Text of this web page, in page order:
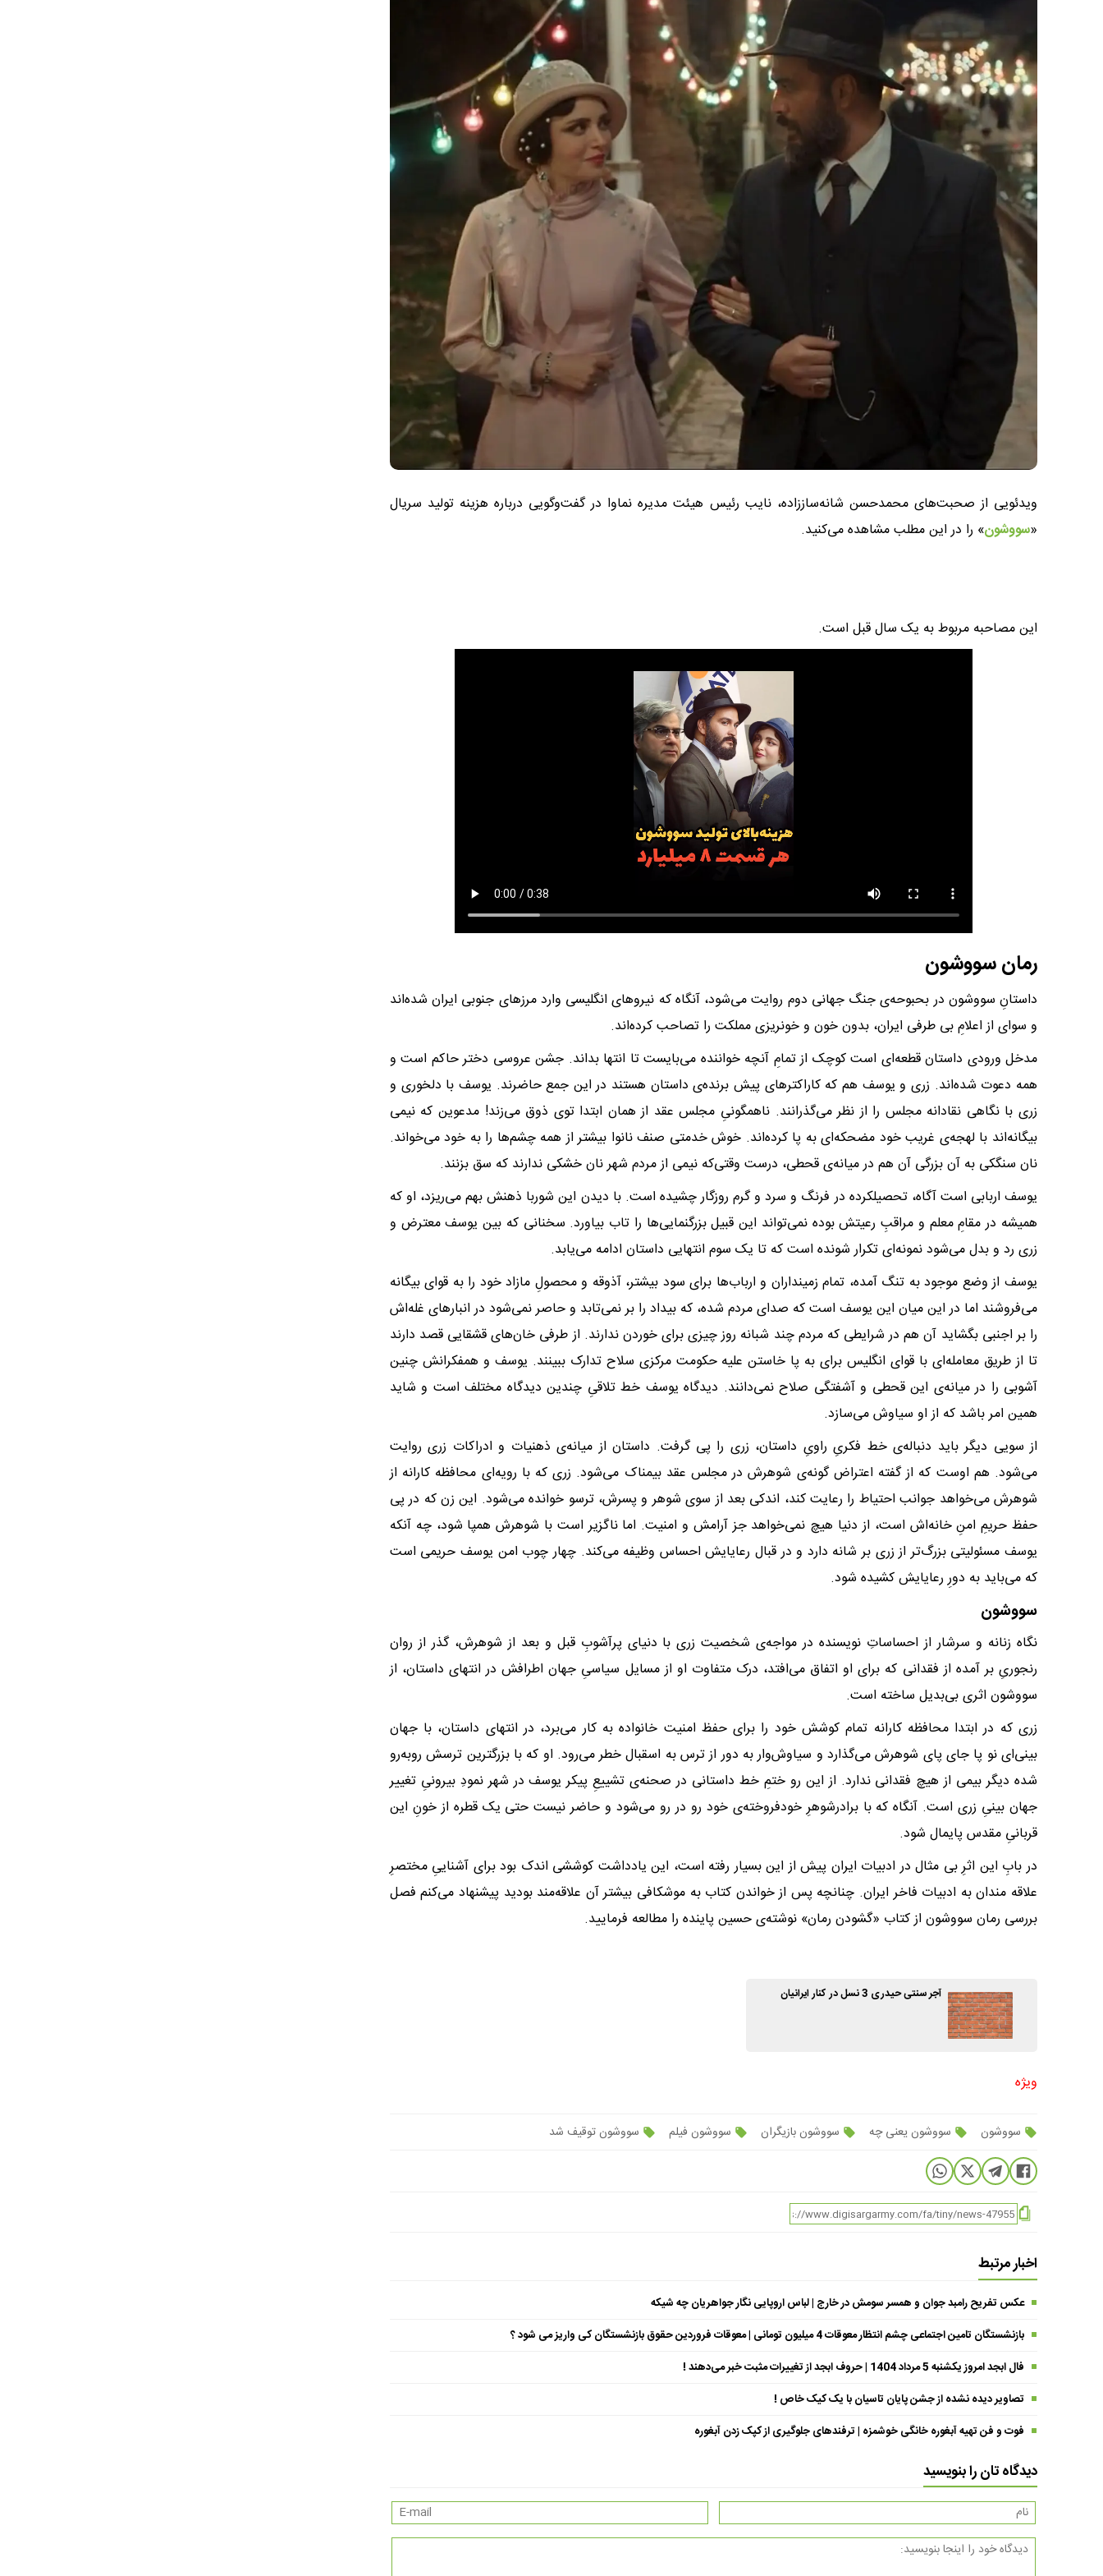
ویدئویی از صحبت‌های محمدحسن شانه‌ساززاده، نایب رئیس هیئت مدیره نماوا در گفت‌وگویی درباره هزینه تولید سریال
«سووشون» را در این مطلب مشاهده می‌کنید.
این مصاحبه مربوط به یک سال قبل است.
رمان سووشون
داستانِ سووشون در بحبوحه‌ى جنگ جهانى دوم روایت مى‌شود، آنگاه که نیروهاى انگلیسى وارد مرزهاى جنوبى ایران شده‌اند
و سواى از اعلامِ بى طرفى ایران، بدون خون و خونریزى مملکت را تصاحب کرده‌اند.
مدخل ورودى داستان قطعه‌اى است کوچک از تمامِ آنچه خواننده مى‌بایست تا انتها بداند. جشن عروسى دختر حاکم است و
همه دعوت شده‌اند. زرى و یوسف هم که کاراکترهاى پیش برنده‌ى داستان هستند در این جمع حاضرند. یوسف با دلخورى و
زرى با نگاهى نقادانه مجلس را از نظر مى‌گذرانند. ناهمگونىِ مجلس عقد از همان ابتدا توى ذوق می‌زند! مدعوین که نیمى
بیگانه‌اند با لهجه‌ى غریب خود مضحکه‌اى به پا کرده‌اند. خوش خدمتى صنف نانوا بیشتر از همه چشم‌ها را به خود مى‌خواند.
نان سنگکى به آن بزرگى آن هم در میانه‌ى قحطى، درست وقتی‌که نیمى از مردم شهر نان خشکى ندارند که سق بزنند.
یوسف اربابى است آگاه، تحصیلکرده در فرنگ و سرد و گرم روزگار چشیده است. با دیدن این شوربا ذهنش بهم می‌ریزد، او که
همیشه در مقامِ معلم و مراقبِ رعیتش بوده نمی‌تواند این قبیل بزرگنمایى‌ها را تاب بیاورد. سخنانى که بین یوسف معترض و
زرى رد و بدل مى‌شود نمونه‌اى تکرار شونده است که تا یک سوم انتهایى داستان ادامه مى‌یابد.
یوسف از وضع موجود به تنگ آمده، تمام زمینداران و ارباب‌ها براى سود بیشتر، آذوقه و محصولِ مازاد خود را به قواى بیگانه
مى‌فروشند اما در این میان این یوسف است که صداى مردم شده، که بیداد را بر نمى‌تابد و حاصر نمى‌شود در انبارهاى غله‌اش
را بر اجنبى بگشاید آن هم در شرایطى که مردم چند شبانه روز چیزى براى خوردن ندارند. از طرفى خان‌هاى قشقایى قصد دارند
تا از طریق معامله‌اى با قواى انگلیس براى به پا خاستن علیه حکومت مرکزى سلاح تدارک ببینند. یوسف و همفکرانش چنین
آشوبى را در میانه‌ى این قحطى و آشفتگى صلاح نمى‌دانند. دیدگاه یوسف خط تلاقىِ چندین دیدگاه مختلف است و شاید
همین امر باشد که از او سیاوش مى‌سازد.
از سویى دیگر باید دنباله‌ى خط فکرىِ راوىِ داستان، زرى را پى گرفت. داستان از میانه‌ى ذهنیات و ادراکات زرى روایت
مى‌شود. هم اوست که از گفته اعتراض گونه‌ى شوهرش در مجلس عقد بیمناک مى‌شود. زرى که با رویه‌اى محافظه کارانه از
شوهرش مى‌خواهد جوانب احتیاط را رعایت کند، اندکى بعد از سوى شوهر و پسرش، ترسو خوانده مى‌شود. این زن که در پى
حفظ حریمِ امنِ خانه‌اش است، از دنیا هیچ نمى‌خواهد جز آرامش و امنیت. اما ناگزیر است با شوهرش همپا شود، چه آنکه
یوسف مسئولیتى بزرگ‌تر از زرى بر شانه دارد و در قبال رعایایش احساس وظیفه مى‌کند. چهار چوب امن یوسف حریمى است
که مى‌باید به دورِ رعایایش کشیده شود.
سووشون
نگاه زنانه و سرشار از احساساتِ نویسنده در مواجه‌ى شخصیت زرى با دنیاى پرآشوبِ قبل و بعد از شوهرش، گذر از روان
رنجورىِ بر آمده از فقدانى که براى او اتفاق مى‌افتد، درک متفاوت او از مسایل سیاسىِ جهان اطرافش در انتهاى داستان، از
سووشون اثرى بى‌بدیل ساخته است.
زرى که در ابتدا محافظه کارانه تمام کوشش خود را براى حفظ امنیت خانواده به کار مى‌برد، در انتهاى داستان، با جهان
بینى‌اى نو پا جاى پاى شوهرش مى‌گذارد و سیاوش‌وار به دور از ترس به اسقبال خطر مى‌رود. او که با بزرگترین ترسش روبه‌رو
شده دیگر بیمى از هیچ فقدانى ندارد. از این رو ختمِ خط داستانى در صحنه‌ى تشییعِ پیکر یوسف در شهر نمودِ بیرونىِ تغییر
جهان بینىِ زرى است. آنگاه که با برادرشوهرِ خودفروخته‌ى خود رو در رو مى‌شود و حاضر نیست حتى یک قطره از خونِ این
قربانىِ مقدس پایمال شود.
در بابِ این اثرِ بى مثال در ادبیات ایران پیش از این بسیار رفته است، این یادداشت کوششى اندک بود براى آشنایىِ مختصرِ
علاقه مندان به ادبیات فاخر ایران. چنانچه پس از خواندن کتاب به موشکافى بیشتر آن علاقه‌مند بودید پیشنهاد مى‌کنم فصل
بررسى رمان سووشون از کتاب «گشودن رمان» نوشته‌ى حسین پاینده را مطالعه فرمایید.
آجر سنتی حیدری 3 نسل در کنار ایرانیان
ویژه
سووشون سووشون یعنی چه سووشون بازیگران سووشون فیلم سووشون توقیف شد
اخبار مرتبط
عکس تفریح رامبد جوان و همسر سومش در خارج | لباس اروپایی نگار جواهریان چه شیکه
بازنشستگان تامین اجتماعی چشم انتظار معوقات 4 میلیون تومانی | معوقات فروردین حقوق بازنشستگان کی واریز می شود ؟
فال ابجد امروز یکشنبه 5 مرداد 1404 | حروف ابجد از تغییرات مثبت خبر می‌دهند !
تصاویر دیده نشده از جشن پایان تاسیان با یک کیک خاص !
فوت و فن تهیه آبغوره خانگی خوشمزه | ترفندهای جلوگیری از کپک زدن آبغوره
دیدگاه تان را بنویسید